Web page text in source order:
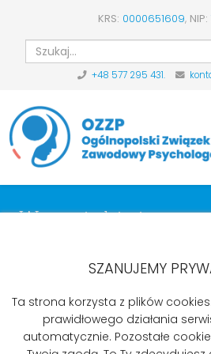
KRS: 0000651609, NIP:
+48 577 295 431.
Wypowiedzi pisemne
Odpowiedź Ministerstwa Rodzny,
SZANUJEMY
Ta strona korzysta z plików
prawidłowego działania
automatycznie. Pozostałe